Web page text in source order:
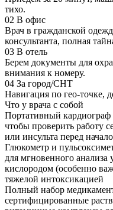
тихо.
02 В офис
Врач в гражданской
консультанта, полная
03 В отель
Берем документы для
внимания к номеру.
04 За город/СНТ
Навигация по гео-точке,
Что у врача с собой
Портативный
чтобы проверить работу
или инсульта перед
Глюкометр и
для мгновенного
кислородом (особенно
тяжелой интоксикацией
Полный набор
сертифицированные